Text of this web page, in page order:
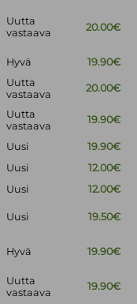
Uutta
vastaava
20.00€
Hyvä 19.90€
Uutta
vastaava
20.00€
Uutta
vastaava
19.90€
Uusi
19.90€
Uusi
12.00€
Uusi
12.00€
Uusi 19.50€
Hyvä 19.90€
Uutta
vastaava
19.90€